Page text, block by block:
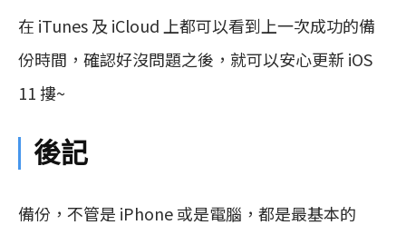
在 iTunes 及 iCloud 上都可以看到上一次成功的備
份時間，確認好沒問題之後，就可以安心更新 iOS
11 摟~
後記
備份，不管是 iPhone 或是電腦，都是最基本的